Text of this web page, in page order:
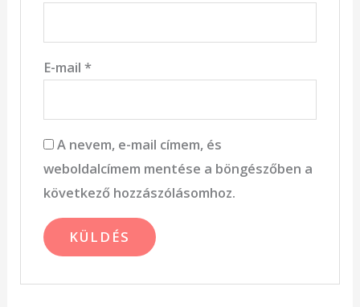
E-mail *
A nevem, e-mail címem, és
weboldalcímem mentése a böngészőben a
következő hozzászólásomhoz.